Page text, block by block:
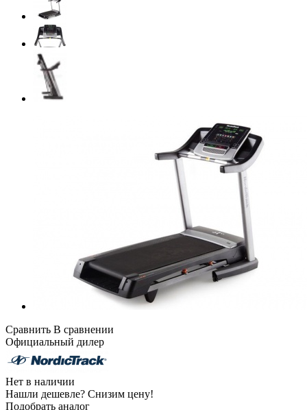
Сравнить В сравнении
Официальный дилер
Нет в наличии
Нашли дешевле? Снизим цену!
Подобрать аналог